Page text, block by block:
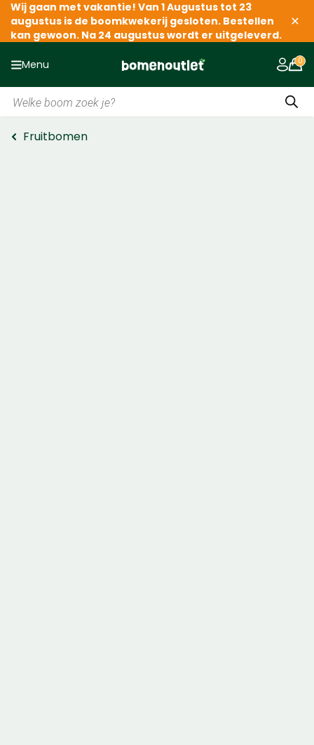
Wij gaan met vakantie! Van 1 Augustus tot 23
augustus is de boomkwekerij gesloten. Bestellen
kan gewoon. Na 24 augustus wordt er uitgeleverd.
Menu
Producten
zoeken
Fruitbomen